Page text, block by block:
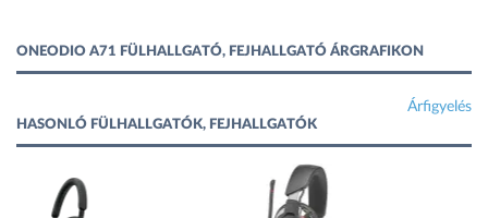
ONEODIO A71 FÜLHALLGATÓ, FEJHALLGATÓ ÁRGRAFIKON
Árfigyelés
HASONLÓ FÜLHALLGATÓK, FEJHALLGATÓK